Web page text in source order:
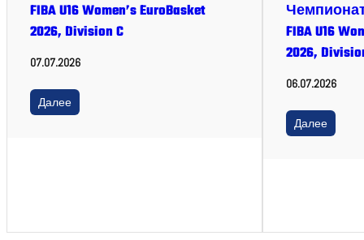
FIBA U16 Women’s EuroBasket
2026, Division C
07.07.2026
Далее
FIBA U16
2026,
06.07.2026
Далее